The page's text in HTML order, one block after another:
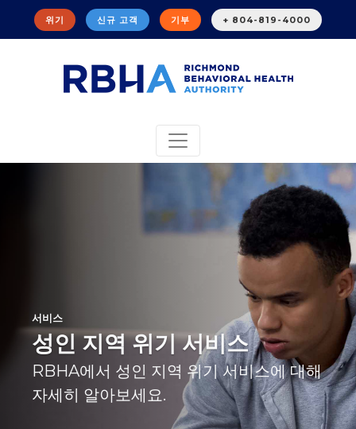
위기 신규 고객 기부 + 804-819-4000
서비스
성인 지역 위기 서비스
RBHA에서 성인 지역 위기 서비스에 대해
자세히 알아보세요.